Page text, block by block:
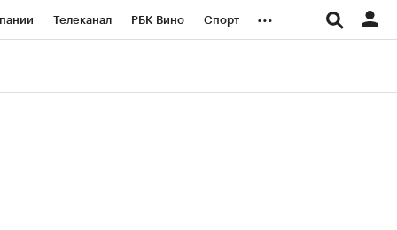
Телеканал РБК Вино Спорт ...